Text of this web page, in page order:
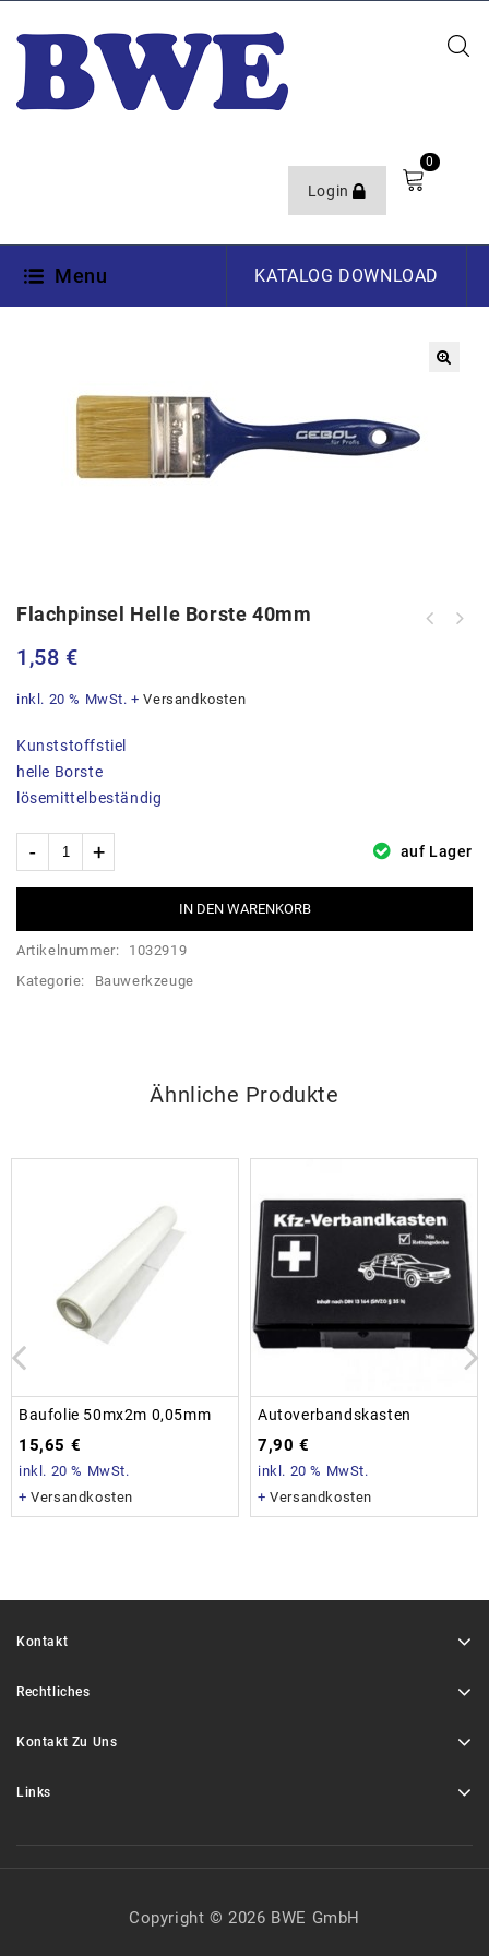
Login
0
Menu KATALOG DOWNLOAD
Flachpinsel Helle Borste 40mm
1,58 €
inkl. 20 % MwSt. +Versandkosten
Kunststoffstiel
helle Borste
lösemittelbeständig
auf Lager
IN DEN WARENKORB
Artikelnummer:
1032919
Kategorie:
Bauwerkzeuge
Ähnliche Produkte
Baufolie 50mx2m 0,05mm
15,65 €
inkl. 20 % MwSt.
+Versandkosten
Autoverbandskasten
7,90 €
inkl. 20 % MwSt.
+Versandkosten
Kontakt
Rechtliches
Kontakt Zu Uns
Links
Copyright © 2026 BWE GmbH